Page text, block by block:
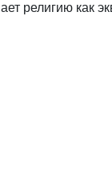
религию как